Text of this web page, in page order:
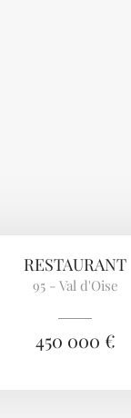
RESTAURANT
95 - Val d'Oise
450 000 €